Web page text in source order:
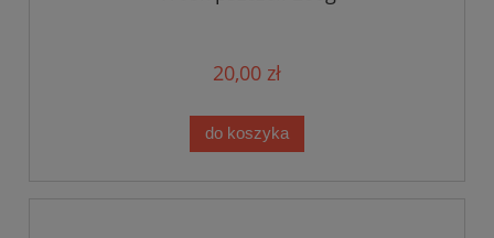
20,00 zł
do koszyka